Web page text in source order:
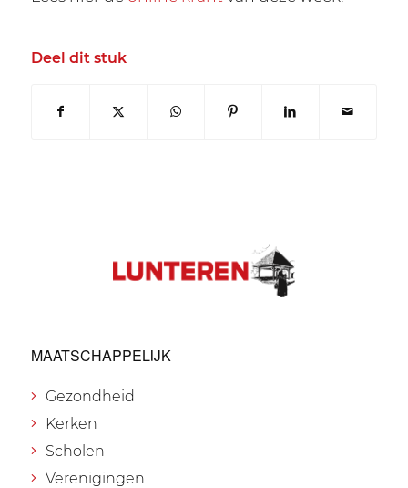
Deel dit stuk
MAATSCHAPPELIJK
Gezondheid
Kerken
Scholen
Verenigingen